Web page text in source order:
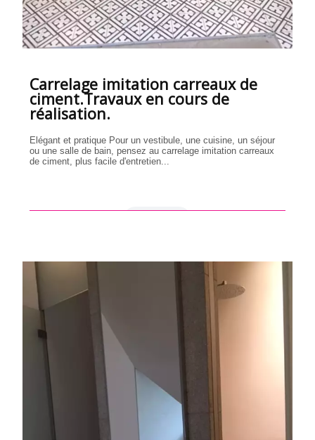
Carrelage imitation carreaux de
ciment.Travaux en cours de
réalisation.
Elégant et pratique Pour un vestibule, une cuisine, un séjour
ou une salle de bain, pensez au carrelage imitation carreaux
de ciment, plus facile d'entretien...